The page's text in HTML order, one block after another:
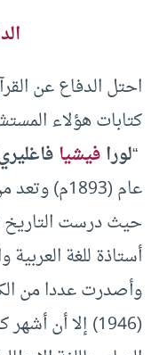
احتل الدفاع عن
كتابات هؤلاء
“لورافيشيا
عام
حيث درست التاريخ
أستاذة للغة
وأصدرت عددا من
(1946) إلا أن